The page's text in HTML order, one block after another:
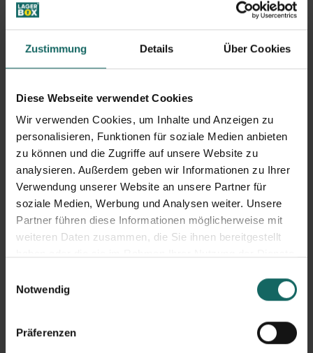
Zustimmung Details Über Cookies
Diese Webseite verwendet Cookies
Wir verwenden Cookies, um Inhalte und Anzeigen zu
personalisieren, Funktionen für soziale Medien anbieten
zu können und die Zugriffe auf unsere Website zu
analysieren. Außerdem geben wir Informationen zu Ihrer
Verwendung unserer Website an unsere Partner für
soziale Medien, Werbung und Analysen weiter. Unsere
Partner führen diese Informationen möglicherweise mit
weiteren Daten zusammen, die Sie ihnen bereitgestellt
Notwendig
Präferenzen
immer besser geworden. An vielen Orten der Welt gibt es
Internet und Co-Working Spaces (Büros) in denen du
arbeiten kannst. Beispiele dafür sind zum Beispiel das
Surfofficeauf Gran Canaria oder dasKoh Hubauf Ko
Lanta in Thailand. Das Internet macht es außerdem
möglich mit wenig Kosten und Risiko sein eigenes
Business zu starten.
Wer das Digitale Normadentum allerdings mit einer
Weltreise verwechselt der wird schnell an seine Grenzen
stoßen. Das Business steht immer im Vordergrund. Sich
ein Business oder ein Freelancer Profil im Internet
aufzubauen funktioniert eben nicht über Nacht.
Grundsätzlich gibt es aber Businessmodelle für fast jede
Branche und jedes Thema.
Ist das nicht anstrengend immer umzuziehen?